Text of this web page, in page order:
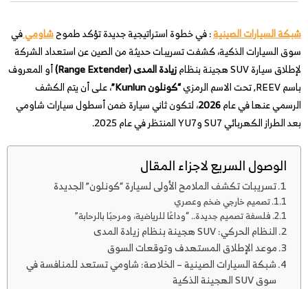
شبكة السيارات الصينية: في خطوة استراتيجية جديدة تؤكد طموحشاوميفي
سوق السيارات الذكية، كشفت تسريبات حديثة من الصين عن استعداد الشركة
لإطلاق سيارة SUV هجينة بنظام
زيادة المدى (Range Extender)
أو المعروف
باسم REEV, تحت الاسم الرمزي
“كونلون Kunlun”
، على أن يتم الكشف
الرسمي عنها في عام2026، لتكون ثاني سيارة ضمن أسطول سيارات شاومي
بعد الطراز الكهربائي SU7 وYU7 المنتظر في عام 2025.
الوصول السريع لاجزاء المقال
تسريبات تكشف الملامح الأولى لسيارة “كونلون” الجديدة
تصميم خارجي ضخم وعصري
فلسفة تصميم جديدة.. “وداعًا للرياضية، ومرحبًا بالرحابة”
النظام الحركي: SUV هجينة بنظام زيادة المدى
موعد الإطلاق المستهدف وتوقعات السوق
شبكة السيارات الصينية – الخلاصة: شاومي تستعد للمنافسة في
سوق SUV الهجينة الذكية